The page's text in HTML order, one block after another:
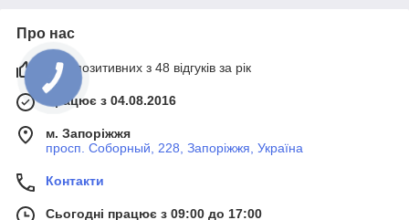
Про нас
98% позитивних з 48 відгуків за рік
Працює з 04.08.2016
м. Запоріжжя
просп. Соборный, 228, Запоріжжя, Україна
Контакти
Сьогодні працює з 09:00 до 17:00